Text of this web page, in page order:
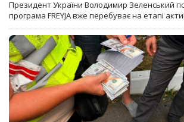
Президент України Володимир Зеленський
програма FREYJA вже перебуває на етапі